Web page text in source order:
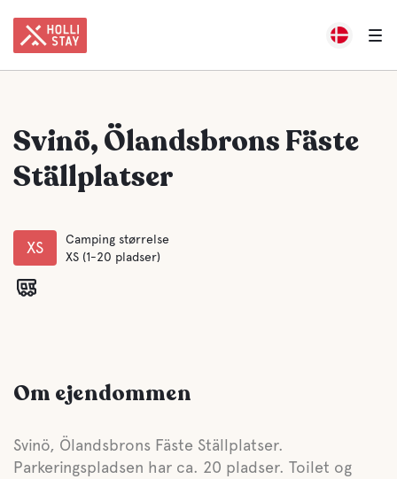
Svinö, Ölandsbrons Fäste
Ställplatser
XS
Camping størrelse
XS (1-20 pladser)
Om ejendommen
Svinö, Ölandsbrons Fäste Ställplatser.
Parkeringspladsen har ca. 20 pladser. Toilet og